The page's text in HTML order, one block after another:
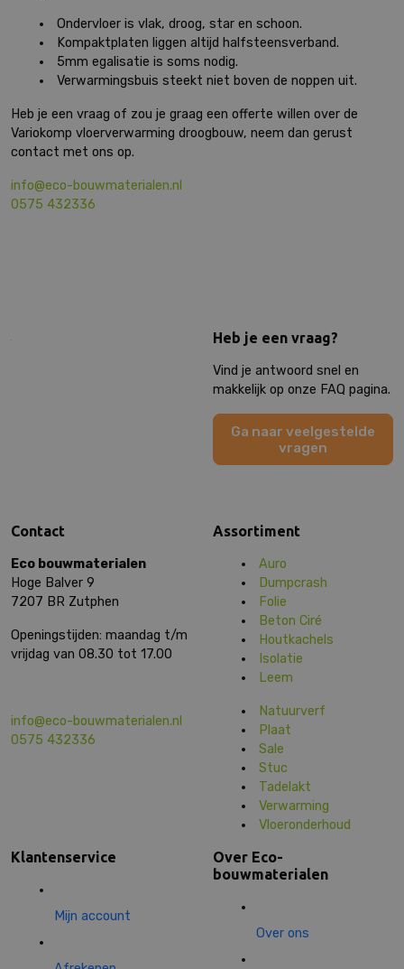
Ondervloer is vlak, droog, star en schoon.
Kompaktplaten liggen altijd halfsteensverband.
5mm egalisatie is soms nodig.
Verwarmingsbuis steekt niet boven de noppen uit.
Heb je een vraag of zou je graag een offerte willen over de
Variokomp vloerverwarming droogbouw, neem dan gerust
contact met ons op.
info@eco-bouwmaterialen.nl
0575 432336
Heb je een vraag?
Vind je antwoord snel en
makkelijk op onze FAQ pagina.
Ga naar veelgestelde
vragen
Contact
Eco bouwmaterialen
Hoge Balver 9
7207 BR Zutphen
Openingstijden: maandag t/m
vrijdag van 08.30 tot 17.00
info@eco-bouwmaterialen.nl
0575 432336
Assortiment
Auro
Dumpcrash
Folie
Beton Ciré
Houtkachels
Isolatie
Leem
Natuurverf
Plaat
Sale
Stuc
Tadelakt
Verwarming
Vloeronderhoud
Klantenservice
Mijn account
Over Eco-
bouwmaterialen
Over ons